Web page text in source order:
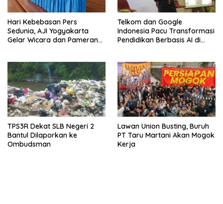
Hari Kebebasan Pers
Sedunia, AJI Yogyakarta
Gelar Wicara dan Pameran
Telkom dan Google
Indonesia Pacu Transformasi
Pendidikan Berbasis AI di
TPS3R Dekat SLB Negeri 2
Bantul Dilaporkan ke
Ombudsman
Lawan Union Busting, Buruh
PT Taru Martani Akan Mogok
Kerja